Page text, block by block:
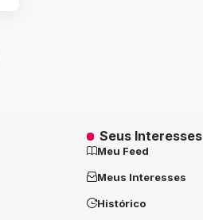
Seus Interesses
Meu Feed
Meus Interesses
Histórico